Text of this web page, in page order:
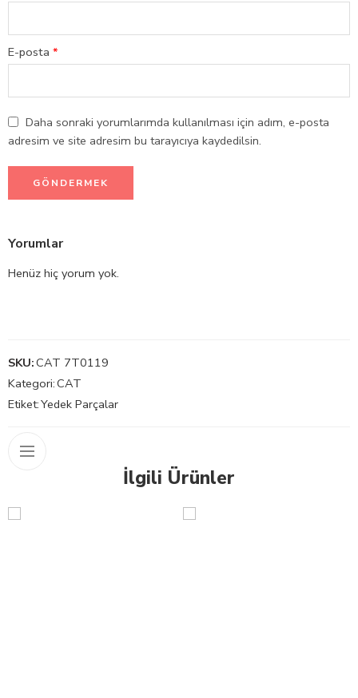
E-posta *
Daha sonraki yorumlarımda kullanılması için adım, e-posta
adresim ve site adresim bu tarayıcıya kaydedilsin.
Yorumlar
Henüz hiç yorum yok.
SKU:CAT 7T0119
Kategori:CAT
Etiket:Yedek Parçalar
İlgili Ürünler